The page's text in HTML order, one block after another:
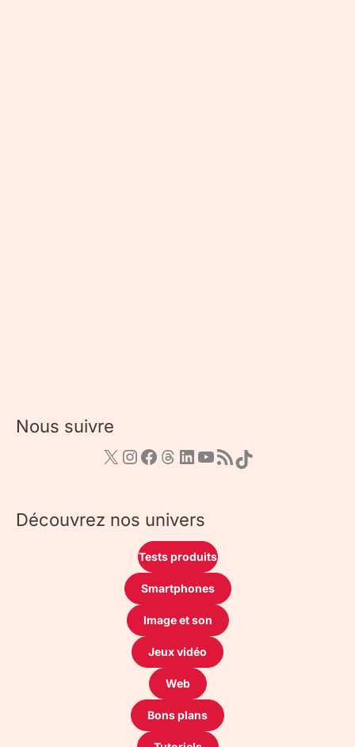
Nous suivre
Découvrez nos univers
Tests produits
Smartphones
Image et son
Jeux vidéo
Web
Bons plans